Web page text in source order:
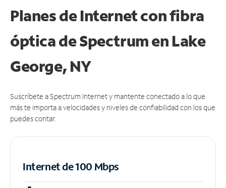
Planes de Internet con fibra
óptica de Spectrum en Lake
George, NY
Suscríbete a Spectrum Internet y mantente conectado a lo que
más te importa a velocidades y niveles de confiabilidad con los que
puedes contar.
Internet de 100 Mbps